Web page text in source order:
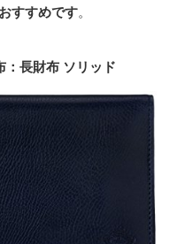
すすめです。
長財布 ソリッド